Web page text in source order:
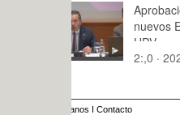
Aprobación de los
nuevos Estatutos de la
UPV
2:,0 · 2024